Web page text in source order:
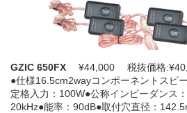
GZIC 650FX
¥44,000 税抜価格
●仕様16.5cm2wayコンポーネントスピ
定格入力：100W●公称インピーダンス
20kHz●能率：90dB●取付穴直径：